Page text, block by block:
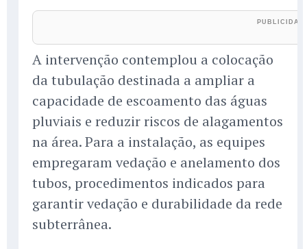
A intervenção contemplou a colocação
da tubulação destinada a ampliar a
capacidade de escoamento das águas
pluviais e reduzir riscos de alagamentos
na área. Para a instalação, as equipes
empregaram vedação e anelamento dos
tubos, procedimentos indicados para
garantir vedação e durabilidade da rede
subterrânea.